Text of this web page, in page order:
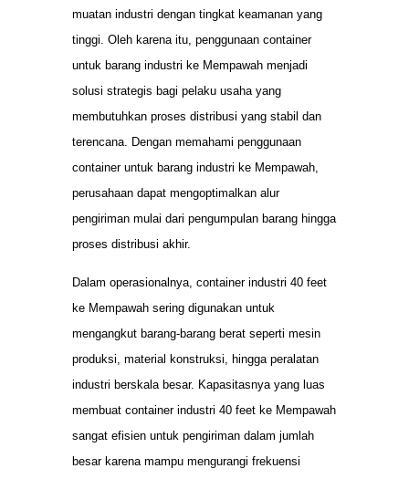
muatan industri dengan tingkat keamanan yang
tinggi. Oleh karena itu, penggunaan container
untuk barang industri ke Mempawah menjadi
solusi strategis bagi pelaku usaha yang
membutuhkan proses distribusi yang stabil dan
terencana. Dengan memahami penggunaan
container untuk barang industri ke Mempawah,
perusahaan dapat mengoptimalkan alur
pengiriman mulai dari pengumpulan barang hingga
proses distribusi akhir.
Dalam operasionalnya, container industri 40 feet
ke Mempawah sering digunakan untuk
mengangkut barang-barang berat seperti mesin
produksi, material konstruksi, hingga peralatan
industri berskala besar. Kapasitasnya yang luas
membuat container industri 40 feet ke Mempawah
sangat efisien untuk pengiriman dalam jumlah
besar karena mampu mengurangi frekuensi